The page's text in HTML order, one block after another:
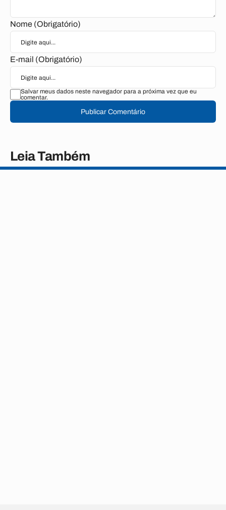
Nome (Obrigatório)
E-mail (Obrigatório)
Salvar meus dados neste navegador para a próxima vez que eu
comentar.
Publicar Comentário
Leia Também